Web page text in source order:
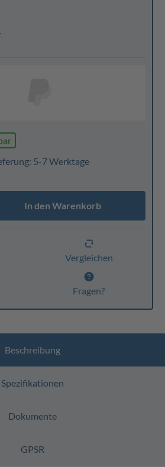
5-7 Werktage
In den Warenkorb
Vergleichen
Fragen?
Beschreibung
Spezifikationen
Dokumente
GPSR